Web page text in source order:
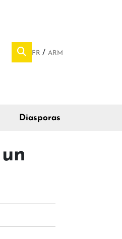
FR ARM
Diasporas